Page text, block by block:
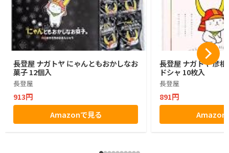
長登屋 ナガトヤ にゃんともおかしなお
菓子 12個入
長登屋
913円
Amazonで見る
長登屋 ナガトヤ 彦
ドシャ 10枚入
長登屋
891円
Amazon